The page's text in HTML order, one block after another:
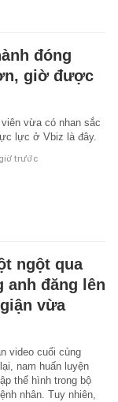
đóng
giờ được
viên vừa có nhan sắc
lực ở Vbiz là đây.
trước
ngột qua
anh đăng lên
vừa
video cuối cùng
nam huấn luyện
thể hình trong bộ
nhân. Tuy nhiên,